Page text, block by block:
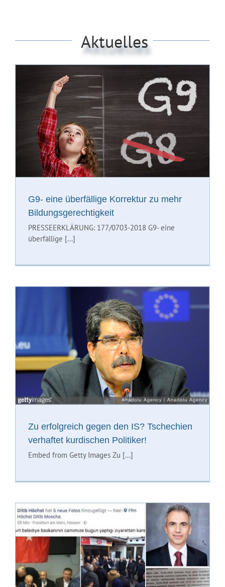
Aktuelles
G9- eine überfällige Korrektur zu mehr
Bildungsgerechtigkeit
PRESSEERKLÄRUNG: 177/0703-2018 G9- eine
überfällige [...]
Zu erfolgreich gegen den IS? Tschechien
verhaftet kurdischen Politiker!
Embed from Getty Images Zu [...]